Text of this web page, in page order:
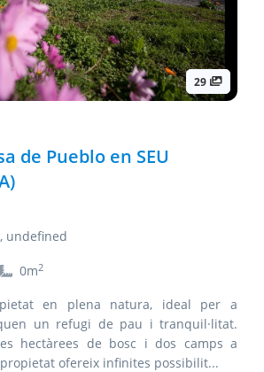
29
de Pueblo en SEU
undefined
0m2
en plena natura, ideal per a
un refugi de pau i tranquil·litat.
hectàrees de bosc i dos camps a
ofereix infinites possibilit...